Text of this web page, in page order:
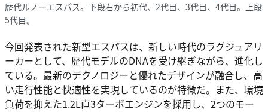
歴代ルノーエスパス。下段右から初代、2代目、3代目、4代目。上段
5代目。
今回発表された新型エスパスは、新しい時代のラグジュアリ
ーカーとして、歴代モデルのDNAを受け継ぎながら、進化し
ている。最新のテクノロジーと優れたデザインが融合し、高
い走行性能と快適性を実現しているのが特徴だ。また、環境
負荷を抑えた1.2L直3ターボエンジンを採用し、2つのモー